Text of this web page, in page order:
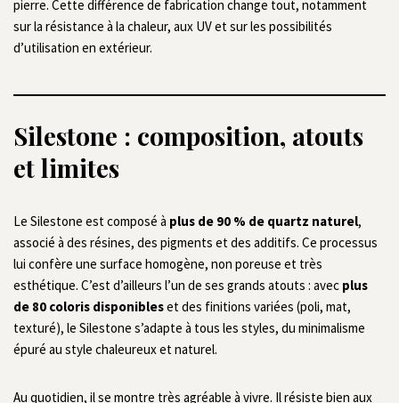
pierre. Cette différence de fabrication change tout, notamment
sur la résistance à la chaleur, aux UV et sur les possibilités
d’utilisation en extérieur.
Silestone : composition, atouts
et limites
Le Silestone est composé à plus de 90 % de quartz naturel,
associé à des résines, des pigments et des additifs. Ce processus
lui confère une surface homogène, non poreuse et très
esthétique. C’est d’ailleurs l’un de ses grands atouts : avec plus
de 80 coloris disponibleset des finitions variées (poli, mat,
texturé), le Silestone s’adapte à tous les styles, du minimalisme
épuré au style chaleureux et naturel.
Au quotidien, il se montre très agréable à vivre. Il résiste bien aux